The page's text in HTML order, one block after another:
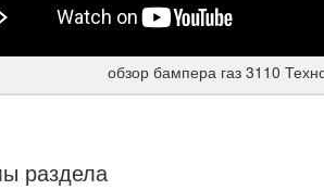
обзор бампера газ 3110
раздела